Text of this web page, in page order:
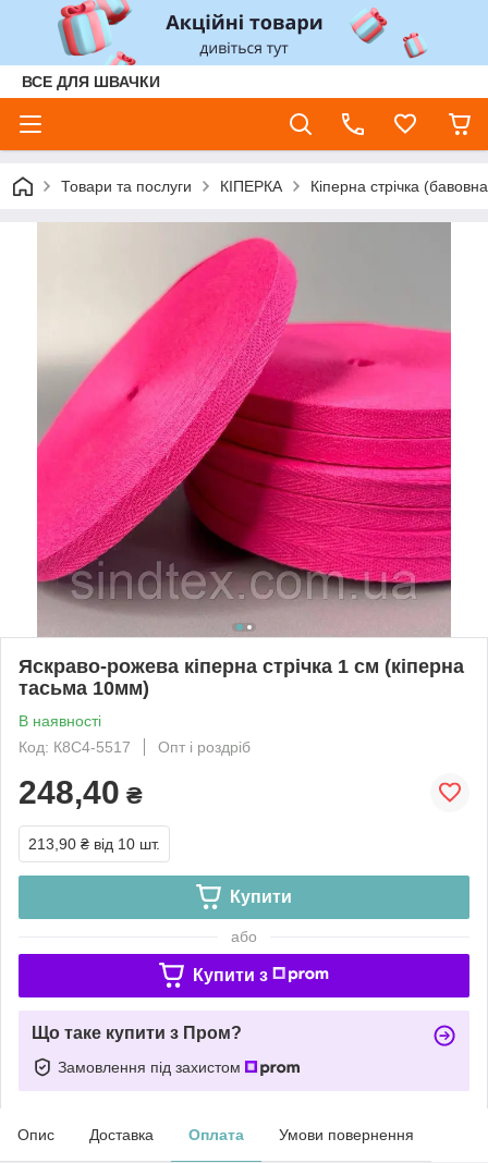
ВСЕ ДЛЯ ШВАЧКИ
Товари та послуги КІПЕРКА Кіперна стрічка
Яскраво-рожева кіперна стрічка 1 см (кіперна
тасьма 10мм)
В наявності
Код: К8С4-5517
Опт і роздріб
248,40 ₴
213,90 ₴ від 10 шт.
Купити
або
Купити з
Що таке купити з Пром?
Замовлення під захистом
Опис Доставка Оплата Умови повернення